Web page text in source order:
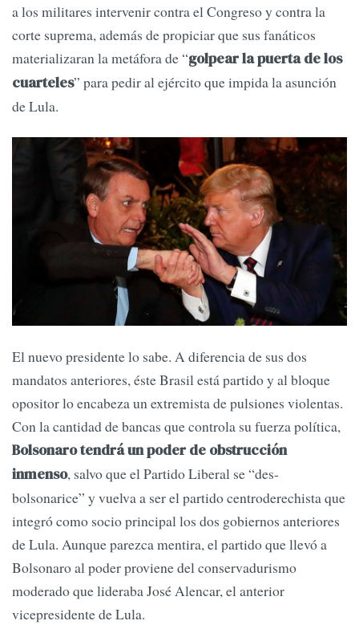
a los militares intervenir contra el Congreso y contra la
corte suprema, además de propiciar que sus fanáticos
materializaran la metáfora de “golpear la puerta de los
cuarteles” para pedir al ejército que impida la asunción
de Lula.
El nuevo presidente lo sabe. A diferencia de sus dos
mandatos anteriores, éste Brasil está partido y al bloque
opositor lo encabeza un extremista de pulsiones violentas.
Con la cantidad de bancas que controla su fuerza política,
Bolsonaro tendrá un poder de obstrucción
inmenso, salvo que el Partido Liberal se “des-
bolsonarice” y vuelva a ser el partido centroderechista que
integró como socio principal los dos gobiernos anteriores
de Lula. Aunque parezca mentira, el partido que llevó a
Bolsonaro al poder proviene del conservadurismo
moderado que lideraba José Alencar, el anterior
vicepresidente de Lula.